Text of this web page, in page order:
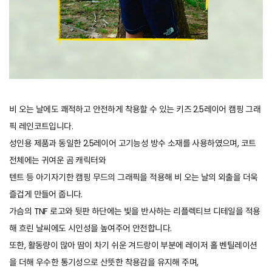
비 오는 날에도 쾌적하고 안전하게 착용할 수 있는 키즈 2.5레이어 캠핑 그래
픽 레인코트입니다.
성인용 제품과 동일한 2.5레이어 고기능성 방수 소재를 사용하였으며, 코트
전체에는 귀여운 곰 캐릭터와
텐트 등 아기자기한 캠핑 무드의 그래픽을 적용해 비 오는 날의 외출을 더욱
즐겁게 만들어 줍니다.
가슴의 TNF 로고와 뒷판 하단에는 빛을 반사하는 리플렉티브 디테일을 적용
해 흐린 날씨에도 시인성을 높여주어 안전합니다.
또한, 활동량이 많아 땀이 차기 쉬운 겨드랑이 부분에 레이저 홀 벤틸레이션
을 더해 우수한 통기성으로 산뜻한 착용감을 유지해 주며,